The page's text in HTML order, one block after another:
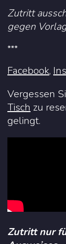
Zutritt
gegen
***
Facebook,
Vergessen
Tisch zu
gelingt.
Zutritt nur